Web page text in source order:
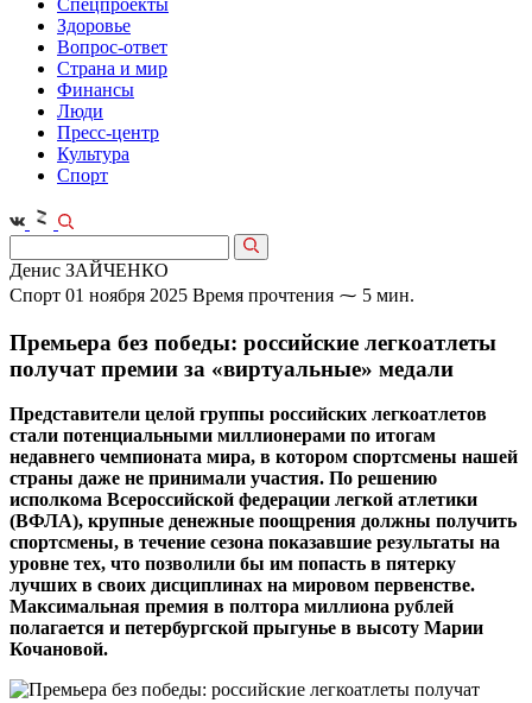
Спецпроекты
Здоровье
Вопрос-ответ
Страна и мир
Финансы
Люди
Пресс-центр
Культура
Спорт
Денис ЗАЙЧЕНКО
Спорт 01 ноября 2025 Время прочтения ⁓ 5 мин.
Премьера без победы: российские легкоатлеты
получат премии за «виртуальные» медали
Представители целой группы российских легкоатлетов
стали потенциальными миллионерами по итогам
недавнего чемпионата мира, в котором спортсмены нашей
страны даже не принимали участия. По решению
исполкома Всероссийской федерации легкой атлетики
(ВФЛА), крупные денежные поощрения должны получить
спортсмены, в течение сезона показавшие результаты на
уровне тех, что позволили бы им попасть в пятерку
лучших в своих дисциплинах на мировом первенстве.
Максимальная премия в полтора миллиона рублей
полагается и петербургской прыгунье в высоту Марии
Кочановой.